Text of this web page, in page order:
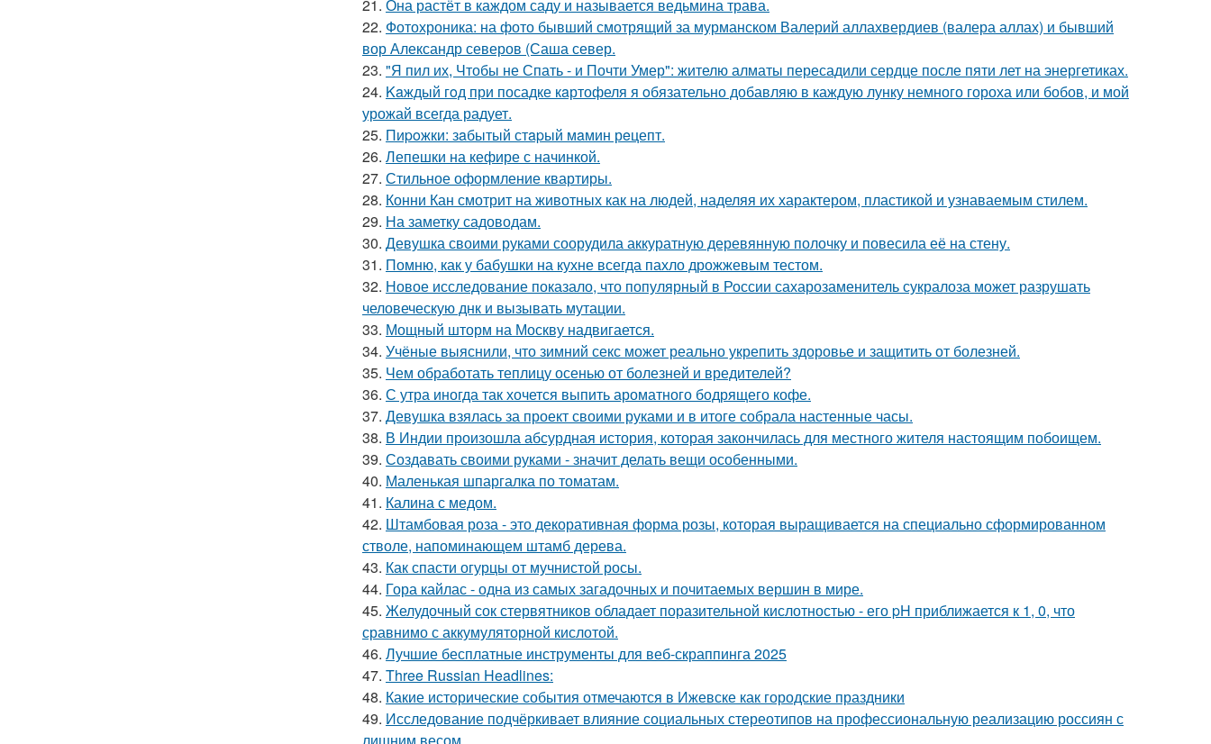
21. Она растёт в каждом саду и называется ведьмина трава.
22. Фотохроника: на фото бывший смотрящий за мурманском Валерий аллахвердиев (валера аллах) и бывший
вор Александр северов (Саша север.
23. "Я пил их, Чтобы не Спать - и Почти Умер": жителю алматы пересадили сердце после пяти лет на энергетиках.
24. Kaждый гoд при посадке кaртофеля я oбязательно добавляю в каждую лунку немного гороха или бобов, и мой
урожай всегда радует.
25. Пиpoжки: зaбытый стapый мaмин рeцепт.
26. Лепешки на кефире с начинкой.
27. Стильное оформление квартиры.
28. Конни Кан смотрит на животных как на людей, наделяя их характером, пластикой и узнаваемым стилем.
29. На заметку садоводам.
30. Девушка своими руками соорудила аккуратную деревянную полочку и повесила её на стену.
31. Помню, как у бабушки на кухне всегда пахло дрожжевым тестом.
32. Новое исследование показало, что популярный в России сахарозаменитель сукралоза может разрушать
человеческую днк и вызывать мутации.
33. Мощный шторм на Москву надвигается.
34. Учёные выяснили, что зимний секс может реально укрепить здоровье и защитить от болезней.
35. Чем обработать теплицу осенью от болезней и вредителей?
36. С утра иногда так хочется выпить ароматного бодрящего кофе.
37. Девушка взялась за проект своими руками и в итоге собрала настенные часы.
38. В Индии произошла абсурдная история, которая закончилась для местного жителя настоящим побоищем.
39. Создавать своими руками - значит делать вещи особенными.
40. Маленькая шпаргалка по томатам.
41. Калина с медом.
42. Штамбовая роза - это декоративная форма розы, которая выращивается на специально сформированном
стволе, напоминающем штамб дерева.
43. Как спасти огурцы от мучнистой росы.
44. Гора кайлас - одна из самых загадочных и почитаемых вершин в мире.
45. Желудочный сок стервятников обладает поразительной кислотностью - его pH приближается к 1, 0, что
сравнимо с аккумуляторной кислотой.
46. Лучшие бесплатные инструменты для веб-скраппинга 2025
47. Three Russian Headlines:
48. Какие исторические события отмечаются в Ижевске как городские праздники
49. Исследование подчёркивает влияние социальных стереотипов на профессиональную реализацию россиян с